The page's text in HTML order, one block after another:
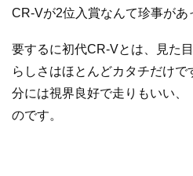
CR-Vが2位入賞なんて珍事があ
要するに初代CR-Vとは、見た
らしさはほとんどカタチだけで
分には視界良好で走りもいい、
のです。